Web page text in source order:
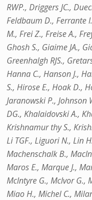
RWP., Driggers JC.,
Feldbaum D., Ferrante
M., Frei Z., Freise A.,
Ghosh S., Giaime JA.,
Greenhalgh RJS.,
Hanna C., Hanson J.,
S., Hirose E., Hoak D.,
Jaranowski P., Johnson
DG., Khalaidovski A.,
Krishnamur thy S.,
Li TGF., Liguori N., Lin
Machenschalk B.,
Maros E., Marque J.,
McIntyre G., McIvor G.,
Miao H., Michel C.,